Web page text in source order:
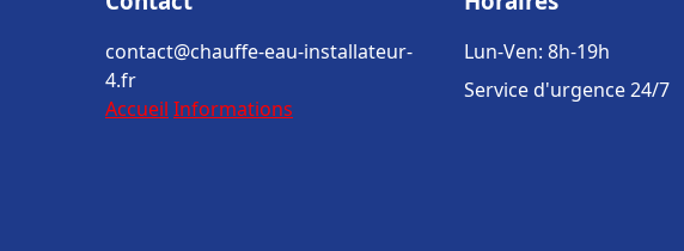
contact@chauffe-eau-installateur-
4.fr
Accueil Informations
Lun-Ven: 8h-19h
Service d'urgence 24/7